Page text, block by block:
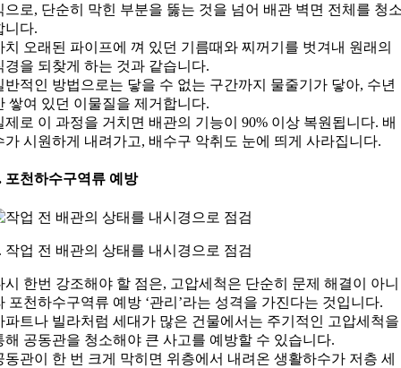
으로, 단순히 막힌 부분을 뚫는 것을 넘어 배관 벽면 전체를 청
니다.
치 오래된 파이프에 껴 있던 기름때와 찌꺼기를 벗겨내 원래의
경을 되찾게 하는 것과 같습니다.
반적인 방법으로는 닿을 수 없는 구간까지 물줄기가 닿아, 수년
쌓여 있던 이물질을 제거합니다.
제로 이 과정을 거치면 배관의 기능이 90% 이상 복원됩니다. 배
가 시원하게 내려가고, 배수구 악취도 눈에 띄게 사라집니다.
포천하수구역류 예방
작업 전 배관의 상태를 내시경으로 점검
시 한번 강조해야 할 점은, 고압세척은 단순히 문제 해결이 아니
포천하수구역류 예방 ‘관리’라는 성격을 가진다는 것입니다.
파트나 빌라처럼 세대가 많은 건물에서는 주기적인 고압세척을
해 공동관을 청소해야 큰 사고를 예방할 수 있습니다.
동관이 한 번 크게 막히면 위층에서 내려온 생활하수가 저층 세